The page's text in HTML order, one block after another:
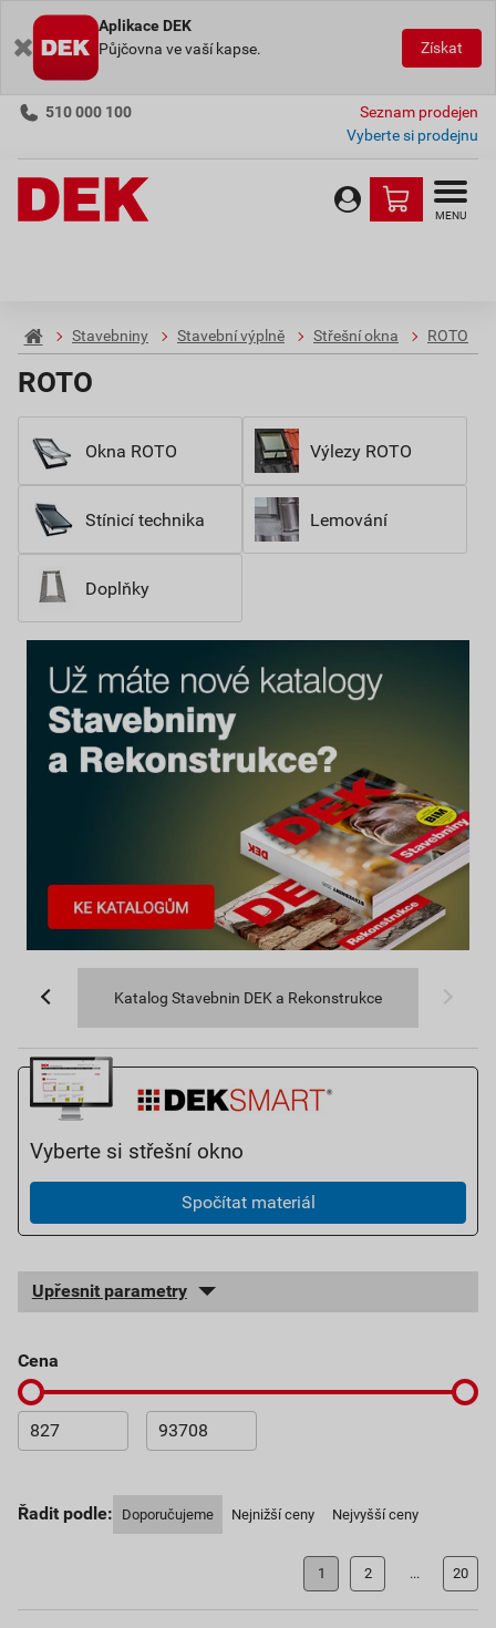
Aplikace DEK
Půjčovna ve vaší kapse.
Získat
510 000 100
Seznam prodejen
Vyberte si prodejnu
MENU
Stavebniny Stavební výplně Střešní okna ROTO
ROTO
Okna ROTO Výlezy ROTO
Stínicí technika Lemování
Doplňky
Katalog Stavebnin DEK a Rekonstrukce
Vyberte si střešní okno
Spočítat materiál
Upřesnit parametry
cena
Řadit podle: Doporučujeme Nejnižší ceny Nejvyšší ceny
1 2 ... 20